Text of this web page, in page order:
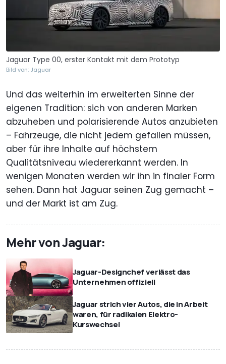
Jaguar Type 00, erster Kontakt mit dem Prototyp
Bild von: Jaguar
Und das weiterhin im erweiterten Sinne der
eigenen Tradition: sich von anderen Marken
abzuheben und polarisierende Autos anzubieten
– Fahrzeuge, die nicht jedem gefallen müssen,
aber für ihre Inhalte auf höchstem
Qualitätsniveau wiedererkannt werden. In
wenigen Monaten werden wir ihn in finaler Form
sehen. Dann hat Jaguar seinen Zug gemacht –
und der Markt ist am Zug.
Mehr von Jaguar:
Jaguar-Designchef verlässt das
Unternehmen offiziell
Jaguar strich vier Autos, die in Arbeit
waren, für radikalen Elektro-
Kurswechsel